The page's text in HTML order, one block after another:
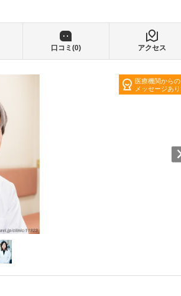
口コミ(0) アクセス
医療機関からの
メッセージあり